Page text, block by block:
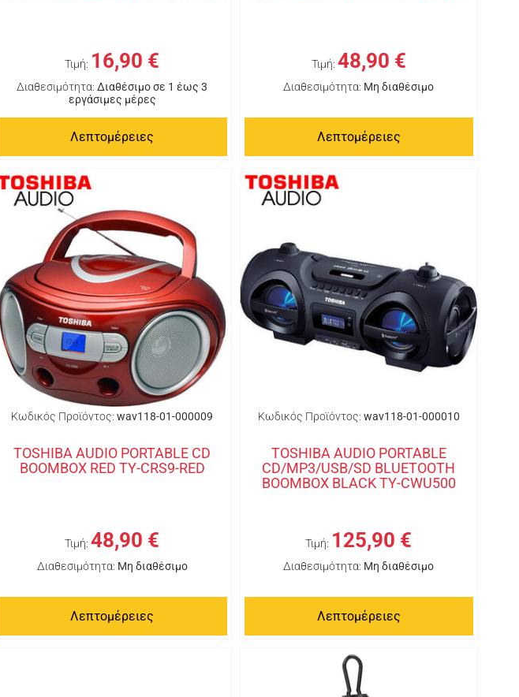
Τιμή: 16,90 €
Διαθεσιμότητα: Διαθέσιμο σε 1 έως 3
εργάσιμες μέρες
Λεπτομέρειες
Τιμή: 48,90 €
Διαθεσιμότητα: Μη διαθέσιμο
Λεπτομέρειες
Κωδικός Προϊόντος: wav118-01-000009
TOSHIBA AUDIO PORTABLE CD
BOOMBOX RED TY-CRS9-RED
Τιμή: 48,90 €
Διαθεσιμότητα: Μη διαθέσιμο
Λεπτομέρειες
Κωδικός Προϊόντος: wav118-01-000010
TOSHIBA AUDIO PORTABLE
CD/MP3/USB/SD BLUETOOTH
BOOMBOX BLACK TY-CWU500
Τιμή: 125,90 €
Διαθεσιμότητα: Μη διαθέσιμο
Λεπτομέρειες